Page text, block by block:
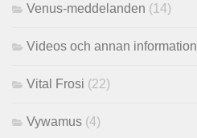
Venus-meddelanden (14)
Videos och annan information
Vital Frosi (22)
Vywamus (4)